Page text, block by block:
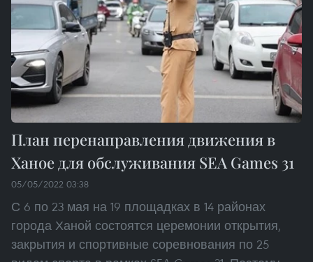
План перенаправления движения в
Ханое для обслуживания SEA Games 31
05/05/2022 03:38
С 6 по 23 мая на 19 площадках в 14 районах
города Ханой состоятся церемонии открытия,
закрытия и спортивные соревнования по 25